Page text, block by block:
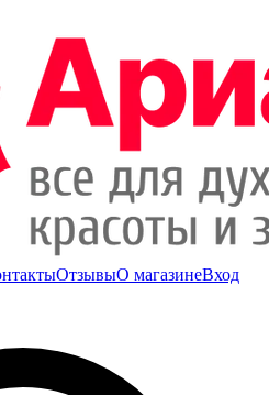
ОтзывыО магазинеВход